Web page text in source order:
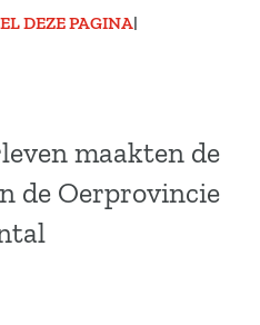
DEZE PAGINA|
maakten de
de Oerprovincie